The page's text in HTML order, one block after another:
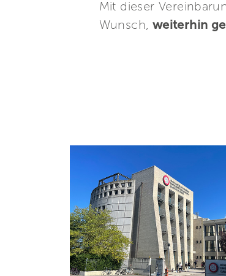
Mit dieser
Wunsch, weiterhin